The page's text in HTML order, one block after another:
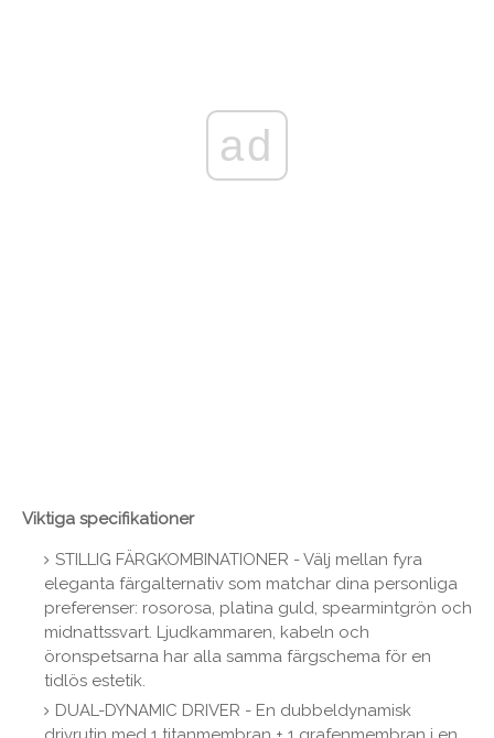
ad
Viktiga specifikationer
STILLIG FÄRGKOMBINATIONER - Välj mellan fyra
eleganta färgalternativ som matchar dina personliga
preferenser: rosorosa, platina guld, spearmintgrön och
midnattssvart. Ljudkammaren, kabeln och
öronspetsarna har alla samma färgschema för en
tidlös estetik.
DUAL-DYNAMIC DRIVER - En dubbeldynamisk